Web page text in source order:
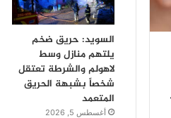
السويد: حريق ضخم
يلتهم منازل وسط
لاهولم والشرطة تعتقل
شخصاً بشبهة الحريق
المتعمد
أغسطس 5, 2026